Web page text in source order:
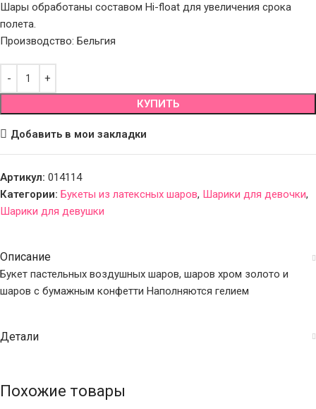
Шары обработаны составом Hi-float для увеличения срока
полета.
Производство: Бельгия
КУПИТЬ
Добавить в мои закладки
Артикул: 014114
Категории: Букеты из латексных шаров, Шарики для девочки,
Шарики для девушки
Описание
Букет пастельных воздушных шаров, шаров хром золото и
шаров с бумажным конфетти Наполняются гелием
Детали
Похожие товары